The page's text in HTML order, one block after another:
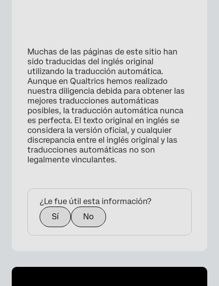
Muchas de las páginas de este sitio han
sido traducidas del inglés original
utilizando la traducción automática.
Aunque en Qualtrics hemos realizado
nuestra diligencia debida para obtener las
mejores traducciones automáticas
posibles, la traducción automática nunca
es perfecta. El texto original en inglés se
considera la versión oficial, y cualquier
discrepancia entre el inglés original y las
traducciones automáticas no son
legalmente vinculantes.
¿Le fue útil esta información?
Sí
No